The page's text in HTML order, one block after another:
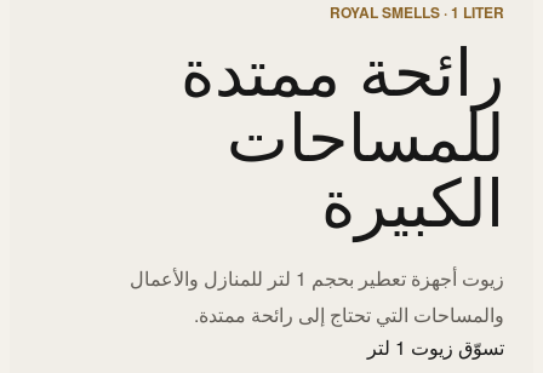
ROYAL SMELLS · 1 LITER
رائحة ممتدة
للمساحات
الكبيرة
زيوت أجهزة تعطير بحجم 1 لتر للمنازل والأعمال
والمساحات التي تحتاج إلى رائحة ممتدة.
تسوّق زيوت 1 لتر